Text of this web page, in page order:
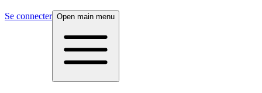
Se connecter Open main menu